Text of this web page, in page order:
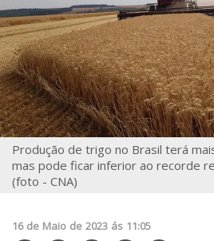
Produção de trigo no Brasil terá
mas pode ficar inferior ao recorde
(foto - CNA)
16 de Maio de 2023 ás 11:05